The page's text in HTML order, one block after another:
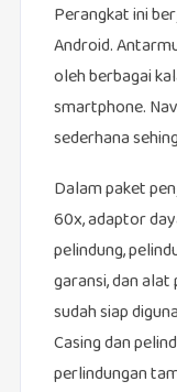
Perangkat ini
Android.
oleh berbagai
smartphone.
sederhana
Dalam paket
60x, adaptor
pelindung,
garansi, dan
sudah siap
Casing dan
perlindungan